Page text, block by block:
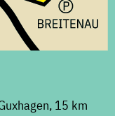
15 km